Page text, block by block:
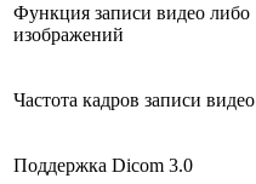
Функция записи видео либо
изображений
Частота кадров записи видео
Поддержка Dicom 3.0